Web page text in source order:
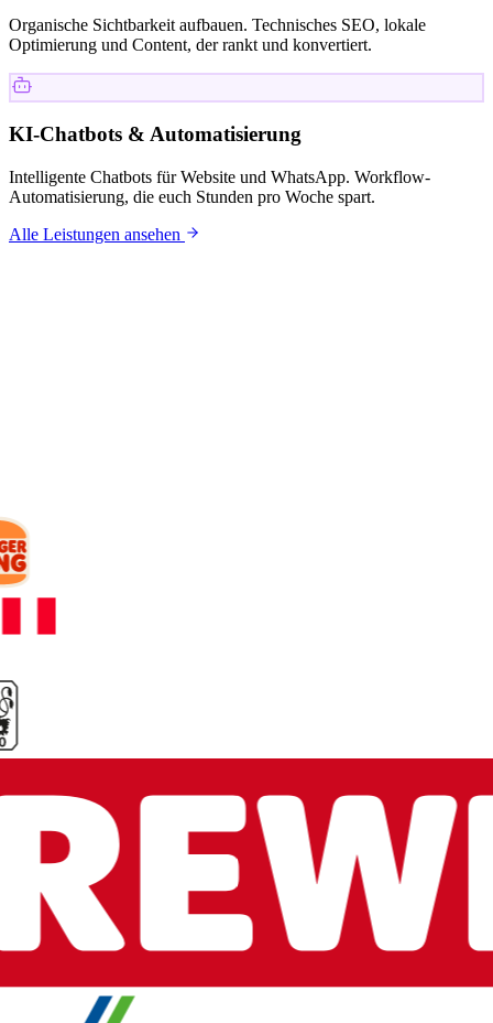
Organische Sichtbarkeit aufbauen. Technisches SEO, lokale
Optimierung und Content, der rankt und konvertiert.
KI-Chatbots & Automatisierung
Intelligente Chatbots für Website und WhatsApp. Workflow-
Automatisierung, die euch Stunden pro Woche spart.
Alle Leistungen ansehen